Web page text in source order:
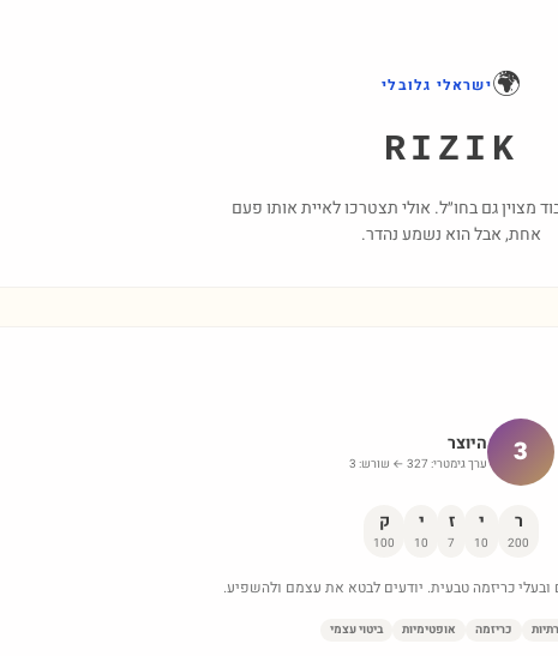
🌍ישראלי גלובלי
RIZIK
מצוין גם בחו״ל. אולי תצטרכו לאיית אותו פעם
אחת, אבל הוא נשמע נהדר.
3 היוצר
ערך גימטרי: 327 ← שורש: 3
ר
200
י
10
ז
7
י
10
ק
100
ובעלי כריזמה טבעית. יודעים לבטא את עצמם ולהשפיע.
כריזמה אופטימיות ביטוי עצמי